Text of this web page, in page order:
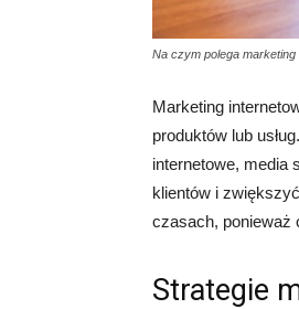
Na czym polega marketing
Marketing
produktów lub
internetowe, media
klientów i
czasach, ponieważ
Strategie